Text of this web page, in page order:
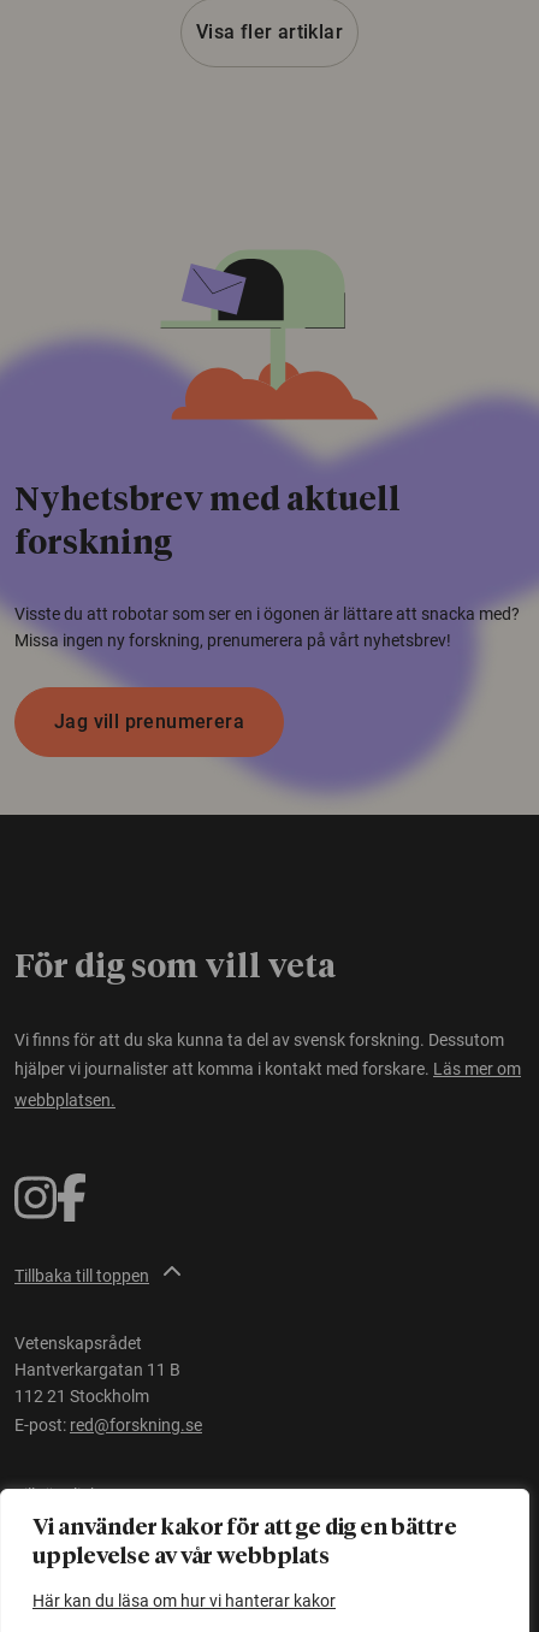
Vi använder kakor för att ge dig en bättre
upplevelse av vår webbplats
Här kan du läsa om hur vi hanterar kakor
Visa fler artiklar
Nyhetsbrev med aktuell
forskning
Visste du att robotar som ser en i ögonen är lättare att snacka med?
Missa ingen ny forskning, prenumerera på vårt nyhetsbrev!
Jag vill prenumerera
För dig som vill veta
Vi finns för att du ska kunna ta del av svensk forskning. Dessutom
hjälper vi journalister att komma i kontakt med forskare. Läs mer om
webbplatsen.
Tillbaka till toppen
Vetenskapsrådet
Hantverkargatan 11 B
112 21 Stockholm
E-post: red@forskning.se
Tillgänglighet
Ett initiativ avVetenskapsrådet